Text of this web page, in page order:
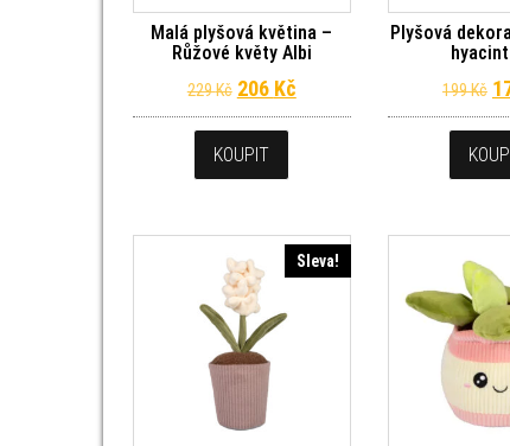
Malá plyšová květina –
Růžové květy Albi
229Kč Původní cena byla: 229 Kč.
206 KčAktuální cena je: 206 Kč.
KOUPIT
Plyšová
199Kč
Sleva!